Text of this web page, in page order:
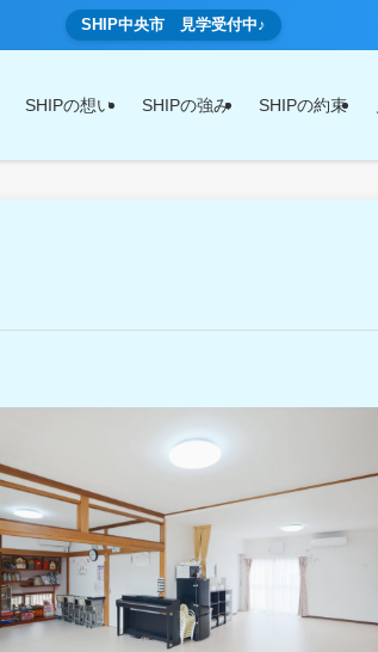
SHIP中央市 見学受付中♪
SHIPの想い SHIPの強み SHIPの約束